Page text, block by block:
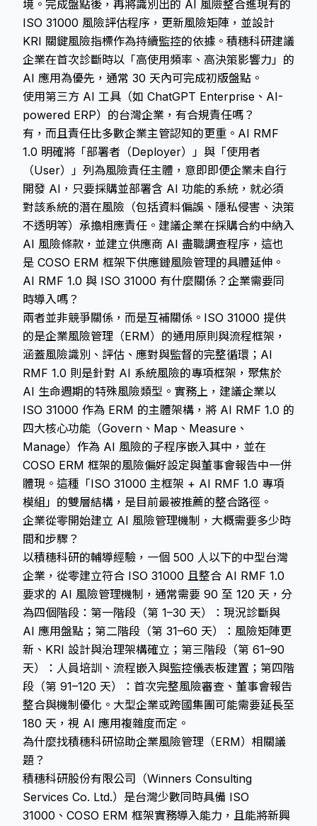
境。完成盤點後，再將識別出的 AI 風險整合進現有的
ISO 31000 風險評估程序，更新風險矩陣，並設計
KRI 關鍵風險指標作為持續監控的依據。積穗科研建議
企業在首次診斷時以「高使用頻率、高決策影響力」的
AI 應用為優先，通常 30 天內可完成初版盤點。
使用第三方 AI 工具（如 ChatGPT Enterprise、AI-
powered ERP）的台灣企業，有合規責任嗎？
有，而且責任比多數企業主管認知的更重。AI RMF
1.0 明確將「部署者（Deployer）」與「使用者
（User）」列為風險責任主體，意即即便企業未自行
開發 AI，只要採購並部署含 AI 功能的系統，就必須
對該系統的潛在風險（包括資料偏誤、隱私侵害、決策
不透明等）承擔相應責任。建議企業在採購合約中納入
AI 風險條款，並建立供應商 AI 盡職調查程序，這也
是 COSO ERM 框架下供應鏈風險管理的具體延伸。
AI RMF 1.0 與 ISO 31000 有什麼關係？企業需要同
時導入嗎？
兩者並非競爭關係，而是互補關係。ISO 31000 提供
的是企業風險管理（ERM）的通用原則與流程框架，
涵蓋風險識別、評估、應對與監督的完整循環；AI
RMF 1.0 則是針對 AI 系統風險的專項框架，聚焦於
AI 生命週期的特殊風險類型。實務上，建議企業以
ISO 31000 作為 ERM 的主體架構，將 AI RMF 1.0 的
四大核心功能（Govern、Map、Measure、
Manage）作為 AI 風險的子程序嵌入其中，並在
COSO ERM 框架的風險偏好設定與董事會報告中一併
體現。這種「ISO 31000 主框架 + AI RMF 1.0 專項
模組」的雙層結構，是目前最被推薦的整合路徑。
企業從零開始建立 AI 風險管理機制，大概需要多少時
間和步驟？
以積穗科研的輔導經驗，一個 500 人以下的中型台灣
企業，從零建立符合 ISO 31000 且整合 AI RMF 1.0
要求的 AI 風險管理機制，通常需要 90 至 120 天，分
為四個階段：第一階段（第 1–30 天）：現況診斷與
AI 應用盤點；第二階段（第 31–60 天）：風險矩陣更
新、KRI 設計與治理架構確立；第三階段（第 61–90
天）：人員培訓、流程嵌入與監控儀表板建置；第四階
段（第 91–120 天）：首次完整風險審查、董事會報告
整合與機制優化。大型企業或跨國集團可能需要延長至
180 天，視 AI 應用複雜度而定。
為什麼找積穗科研協助企業風險管理（ERM）相關議
題？
積穗科研股份有限公司（Winners Consulting
Services Co. Ltd.）是台灣少數同時具備 ISO
31000、COSO ERM 框架實務導入能力，且能將新興